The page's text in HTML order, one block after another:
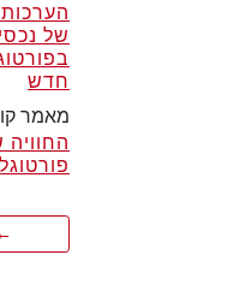
הערכות
של
חדש
מאמר
פורטוגל